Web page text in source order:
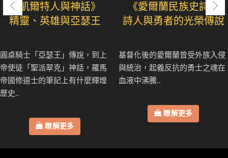
《凱爾特人與神話》
精靈、英雄與亞瑟王
圓桌騎士「亞瑟王」傳說，到上
帝使徒「聖派翠克」神話，羅馬
帝國修道士的筆記上有什麼輝煌
歷史..
瞭解更多
《愛爾蘭民族史詩》
詩人與勇者的光榮傳說
基督化後的愛爾蘭曾受外族入侵
與統治，起義反抗的勇士之魂在
血液中沸騰..
瞭解更多